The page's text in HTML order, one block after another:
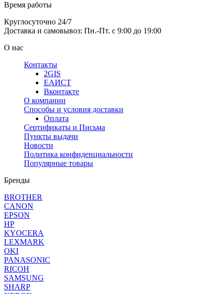
Время работы
Круглосуточно 24/7
Доставка и самовывоз: Пн.-Пт. с 9:00 до 19:00
О нас
Контакты
2GIS
ЕАИСТ
Вконтакте
О компании
Способы и условия доставки
Оплата
Сертификаты и Письма
Пункты выдачи
Новости
Политика конфиденциальности
Популярные товары
Бренды
BROTHER
CANON
EPSON
HP
KYOCERA
LEXMARK
OKI
PANASONIC
RICOH
SAMSUNG
SHARP